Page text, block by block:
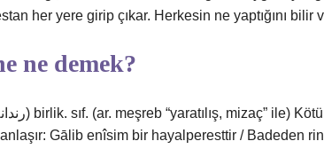
her yere girip çıkar. Herkesin ne yaptığını bilir
ne demek?
anlaşır: Gālib enîsim bir hayalperesttir / Badeden